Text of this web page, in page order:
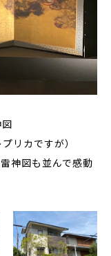
リカですが）
神図も並んで感動